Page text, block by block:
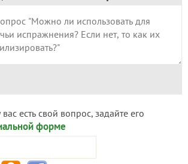
вас есть свой вопрос, задайте его
форме